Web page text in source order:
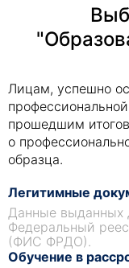
Лицам, успешно
прошедшим
о
образца.
Легитимные
Данные выданных
Федеральный
(ФИС ФРДО).
Обучение в